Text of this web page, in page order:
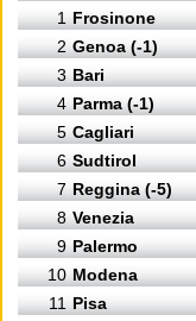
1 Frosinone
2 Genoa (-1)
3 Bari
4 Parma (-1)
5 Cagliari
6 Sudtirol
7 Reggina (-5)
8 Venezia
9 Palermo
10 Modena
11 Pisa